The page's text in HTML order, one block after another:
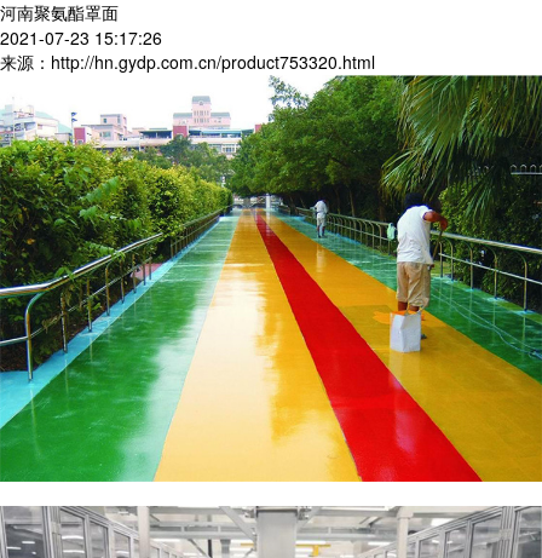
河南聚氨酯罩面
2021-07-23 15:17:26
来源：http://hn.gydp.com.cn/product753320.html